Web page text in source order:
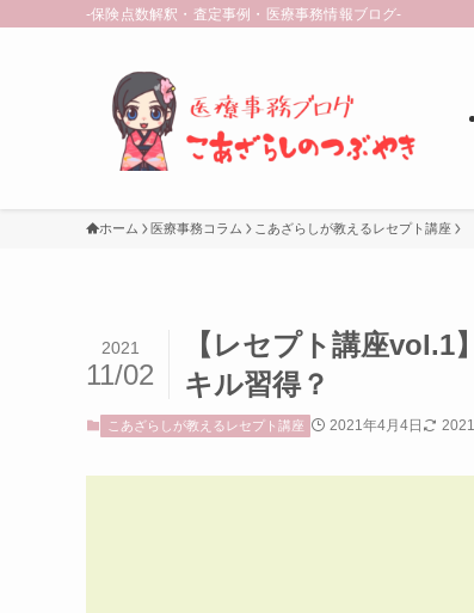
-保険点数解釈・査定事例・医療事務情報ブログ-
ホーム 医療事務コラム こあざらしが教えるレセプト講座
【レセプト講座vol.1
キル習得？
2021
11/02
こあざらしが教えるレセプト講座 2021年4月4日